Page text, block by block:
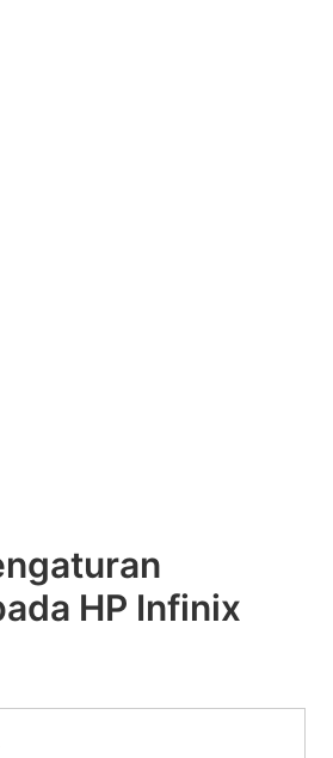
HP Infinix